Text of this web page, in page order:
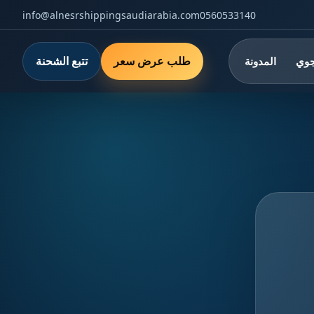
0560533140
info@alnesrshippingsaudiarabia.com
المدونة طلب عرض سعر تتبع الشحنة